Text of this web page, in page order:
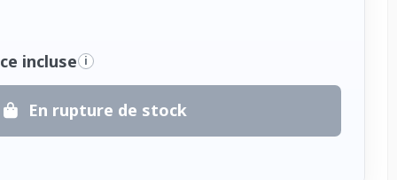
incluse i
En rupture de stock